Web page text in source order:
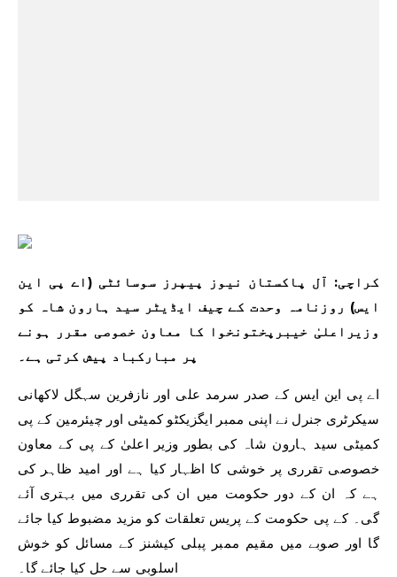
کراچی: آل پاکستان نیوز پیپرز سوسائٹی (اے پی این
ایس) روزنامہ وحدت کے چیف ایڈیٹر سید ہارون شاہ کو
وزیراعلیٰ خیبرپختونخوا کا معاون خصوصی مقرر ہونے
پر مبارکباد پیش کرتی ہے۔
اے پی این ایس کے صدر سرمد علی اور نازفرین سہگل لاکھانی
سیکرٹری جنرل نے اپنی ممبر ایگزیکٹو کمیٹی اور چیئرمین کے پی
کمیٹی سید ہارون شاہ کی بطور وزیر اعلیٰ کے پی کے معاون
خصوصی تقرری پر خوشی کا اظہار کیا ہے اور امید ظاہر کی
ہے کہ ان کے دور حکومت میں ان کی تقرری میں بہتری آئے
گی۔ کے پی حکومت کے پریس تعلقات کو مزید مضبوط کیا جائے
گا اور صوبے میں مقیم ممبر پبلی کیشنز کے مسائل کو خوش
اسلوبی سے حل کیا جائے گا۔